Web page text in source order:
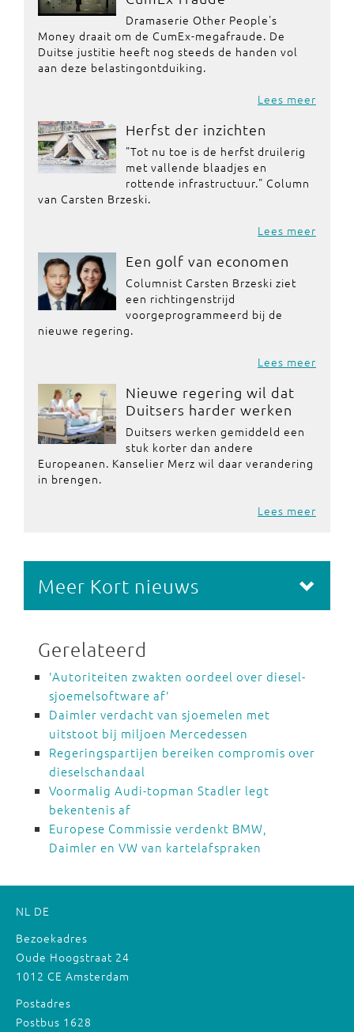
Dramaserie Other People's
Money draait om de CumEx-megafraude. De
Duitse justitie heeft nog steeds de handen vol
aan deze belastingontduiking.
Lees meer
Herfst der inzichten
"Tot nu toe is de herfst druilerig
met vallende blaadjes en
rottende infrastructuur." Column
van Carsten Brzeski.
Lees meer
Een golf van economen
Columnist Carsten Brzeski ziet
een richtingenstrijd
voorgeprogrammeerd bij de
nieuwe regering.
Lees meer
Nieuwe regering wil dat
Duitsers harder werken
Duitsers werken gemiddeld een
stuk korter dan andere
Europeanen. Kanselier Merz wil daar verandering
in brengen.
Lees meer
Meer Kort nieuws
Gerelateerd
'Autoriteiten zwakten oordeel over diesel-
sjoemelsoftware af'
Daimler verdacht van sjoemelen met
uitstoot bij miljoen Mercedessen
Regeringspartijen bereiken compromis over
dieselschandaal
Voormalig Audi-topman Stadler legt
bekentenis af
Europese Commissie verdenkt BMW,
Daimler en VW van kartelafspraken
NL DE
Bezoekadres
Oude Hoogstraat 24
1012 CE Amsterdam
Postadres
Postbus 1628